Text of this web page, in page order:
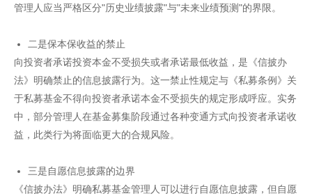
管理人应当严格区分"历史业绩披露"与"未来业绩预测"的界限。
二是保本保收益的禁止
向投资者承诺投资本金不受损失或者承诺最低收益，是《信披办
法》明确禁止的信息披露行为。这一禁止性规定与《私募条例》关
于私募基金不得向投资者承诺本金不受损失的规定形成呼应。实务
中，部分管理人在基金募集阶段通过各种变通方式向投资者承诺收
益，此类行为将面临更大的合规风险。
三是自愿信息披露的边界
《信披办法》明确私募基金管理人可以进行自愿信息披露，但自愿